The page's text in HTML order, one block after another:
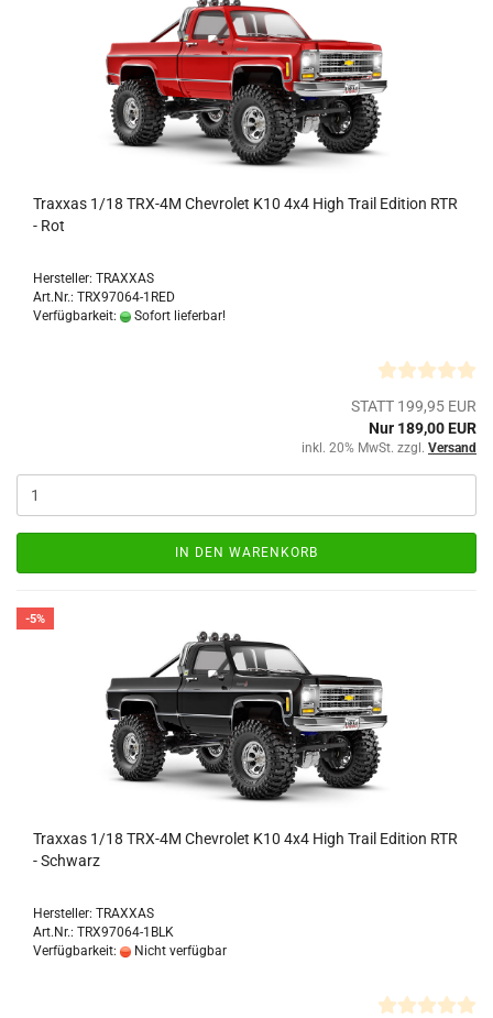
Traxxas 1/18 TRX-4M Chevrolet K10 4x4 High Trail Edition RTR
- Rot
Hersteller: TRAXXAS
Art.Nr.: TRX97064-1RED
Verfügbarkeit:
Sofort lieferbar!
STATT 199,95 EUR
Nur 189,00 EUR
inkl. 20% MwSt. zzgl. Versand
IN DEN WARENKORB
-5%
Traxxas 1/18 TRX-4M Chevrolet K10 4x4 High Trail Edition RTR
- Schwarz
Hersteller: TRAXXAS
Art.Nr.: TRX97064-1BLK
Verfügbarkeit:
Nicht verfügbar